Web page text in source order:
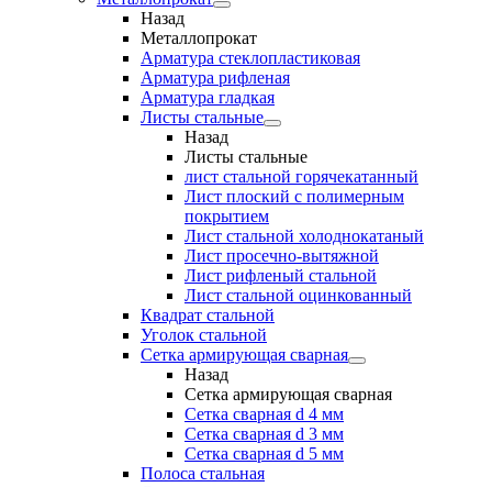
Назад
Металлопрокат
Арматура стеклопластиковая
Арматура рифленая
Арматура гладкая
Листы стальные
Назад
Листы стальные
лист стальной горячекатанный
Лист плоский с полимерным
покрытием
Лист стальной холоднокатаный
Лист просечно-вытяжной
Лист рифленый стальной
Лист стальной оцинкованный
Квадрат стальной
Уголок стальной
Сетка армирующая сварная
Назад
Сетка армирующая сварная
Сетка сварная d 4 мм
Сетка сварная d 3 мм
Сетка сварная d 5 мм
Полоса стальная